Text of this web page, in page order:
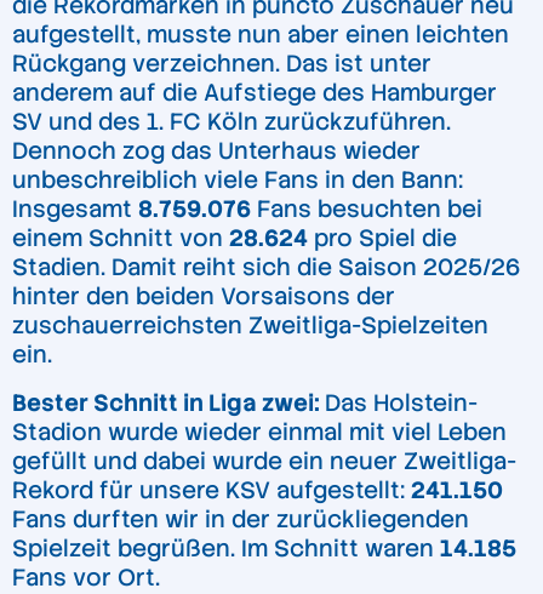
aufgestellt, musste nun aber einen leichten
Rückgang verzeichnen. Das ist unter
anderem auf die Aufstiege des Hamburger
SV und des 1. FC Köln zurückzuführen.
Dennoch zog das Unterhaus wieder
unbeschreiblich viele Fans in den Bann:
Insgesamt 8.759.076 Fans besuchten bei
einem Schnitt von 28.624 pro Spiel die
Stadien. Damit reiht sich die Saison 2025/26
hinter den beiden Vorsaisons der
zuschauerreichsten Zweitliga-Spielzeiten
ein.
Bester Schnitt in Liga zwei: Das Holstein-
Stadion wurde wieder einmal mit viel Leben
gefüllt und dabei wurde ein neuer Zweitliga-
Rekord für unsere KSV aufgestellt: 241.150
Fans durften wir in der zurückliegenden
Spielzeit begrüßen. Im Schnitt waren 14.185
Fans vor Ort.